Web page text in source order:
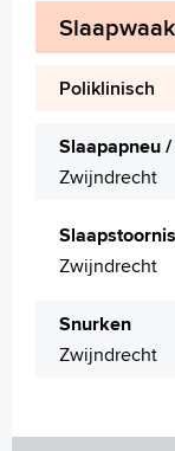
Français
Polski
Arabisch
Poliklinisch
Slaapapneu
Zwijndrecht
Zwijndrecht
Snurken
Zwijndrecht